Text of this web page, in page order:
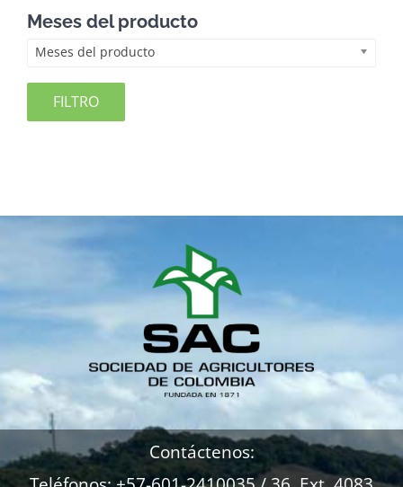
Meses del producto
Meses del producto
FILTRO
Contáctenos: